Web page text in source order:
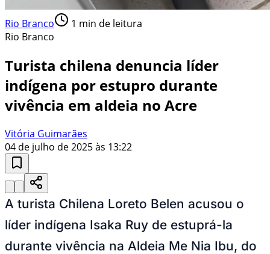
Rio Branco 1 min de leitura
Rio Branco
Turista chilena denuncia líder
indígena por estupro durante
vivência em aldeia no Acre
Vitória Guimarães
04 de julho de 2025 às 13:22
A turista Chilena Loreto Belen acusou o
líder indígena Isaka Ruy de estuprá-la
durante vivência na Aldeia Me Nia Ibu, do